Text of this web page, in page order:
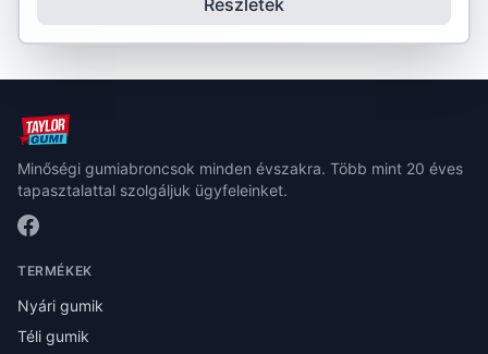
Részletek
Minőségi gumiabroncsok minden évszakra. Több mint 20 éves
tapasztalattal szolgáljuk ügyfeleinket.
TERMÉKEK
Nyári gumik
Téli gumik